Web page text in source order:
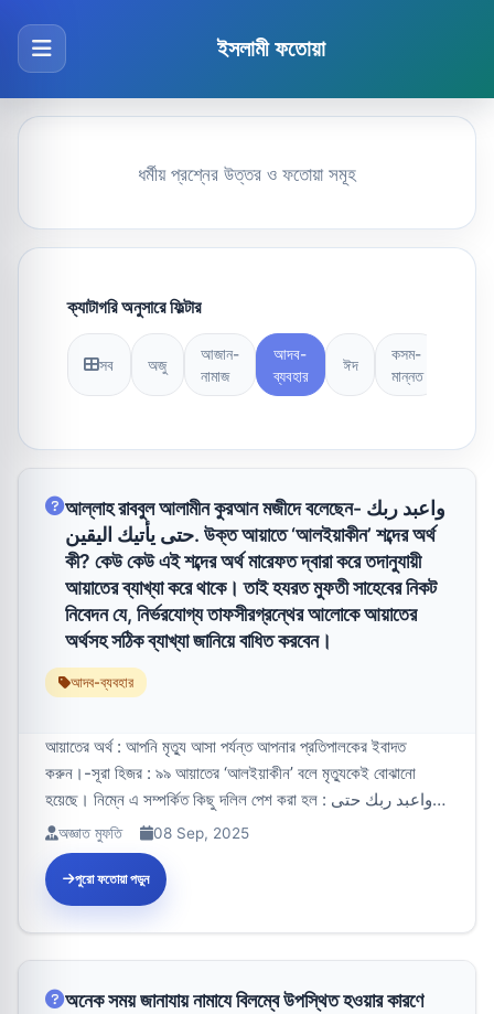
ইসলামী ফতোয়া
ধর্মীয় প্রশ্নের উত্তর ও ফতোয়া সমূহ
ক্যাটাগরি অনুসারে ফিল্টার
সব অজু
আজান-
নামাজ
আদব-
ব্যবহার
ঈদ
কসম-
মান্নত
আল্লাহ রাববুল আলামীন কুরআন মজীদে বলেছেন- واعبد ربك
حتى يأتيك اليقين. উক্ত আয়াতে ‘আলইয়াকীন’ শব্দের অর্থ
কী? কেউ কেউ এই শব্দের অর্থ মারেফত দ্বারা করে তদানুযায়ী
আয়াতের ব্যাখ্যা করে থাকে। তাই হযরত মুফতী সাহেবের নিকট
নিবেদন যে, নির্ভরযোগ্য তাফসীরগ্রন্থের আলোকে আয়াতের
অর্থসহ সঠিক ব্যাখ্যা জানিয়ে বাধিত করবেন।
আদব-ব্যবহার
আয়াতের অর্থ : আপনি মৃত্যু আসা পর্যন্ত আপনার প্রতিপালকের ইবাদত
করুন।-সূরা হিজর : ৯৯ আয়াতের ‘আলইয়াকীন’ বলে মৃত্যুকেই বোঝানো
হয়েছে। নিম্নে এ সম্পর্কিত কিছু দলিল পেশ করা হল : واعبد ربك حتى
يأتيك اليق...
অজ্ঞাত মুফতি 08 Sep, 2025
পুরো ফতোয়া পড়ুন
অনেক সময় জানাযায় নামাযে বিলম্বে উপস্থিত হওয়ার কারণে